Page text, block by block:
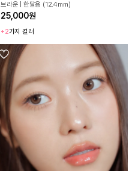
브라운 | 한달용 (12.4mm)
25,000원
+2가지 컬러